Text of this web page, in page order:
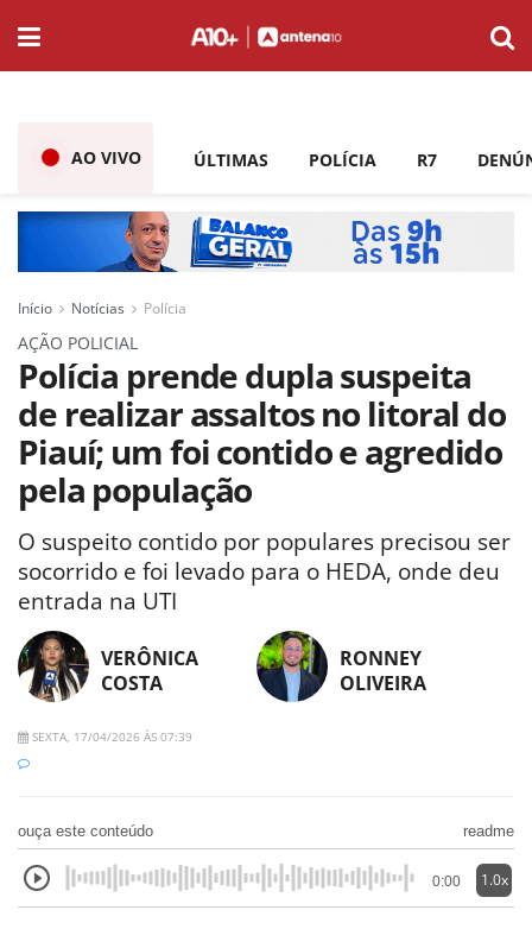
AO VIVO ÚLTIMAS POLÍCIA R7
Início Notícias Polícia
AÇÃO POLICIAL
Polícia prende dupla suspeita
de realizar assaltos no litoral do
Piauí; um foi contido e agredido
pela população
O suspeito contido por populares precisou ser
socorrido e foi levado para o HEDA, onde deu
entrada na UTI
VERÔNICA
COSTA
RONNEY
OLIVEIRA
SEXTA, 17/04/2026 ÀS 07:39
ouça este conteúdo readme
0:00 1.0x